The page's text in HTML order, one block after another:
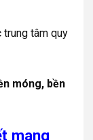
trung tâm quy
móng, bền
mang